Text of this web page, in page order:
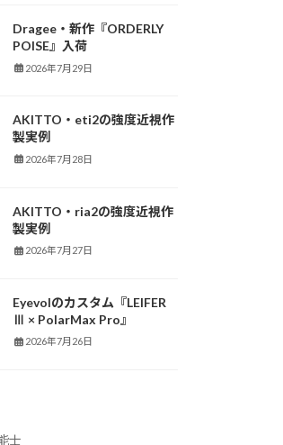
Dragee・新作『ORDERLY
POISE』入荷
2026年7月29日
AKITTO・eti2の強度近視作
製実例
2026年7月28日
AKITTO・ria2の強度近視作
製実例
2026年7月27日
Eyevolのカスタム『LEIFER
Ⅲ × PolarMax Pro』
2026年7月26日
士